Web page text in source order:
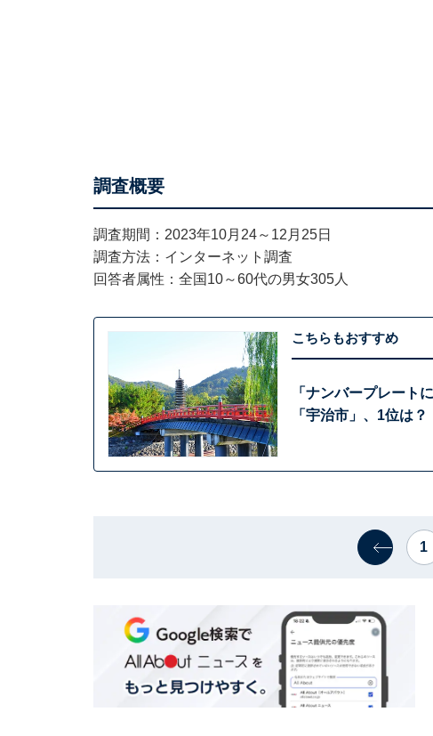
調査概要
調査期間：2023年10月24～12月25日
調査方法：インターネット調査
回答者属性：全国10～60代の男女305人
こちらもおすすめ
「ナンバープレート
「宇治市」、1位は？
1